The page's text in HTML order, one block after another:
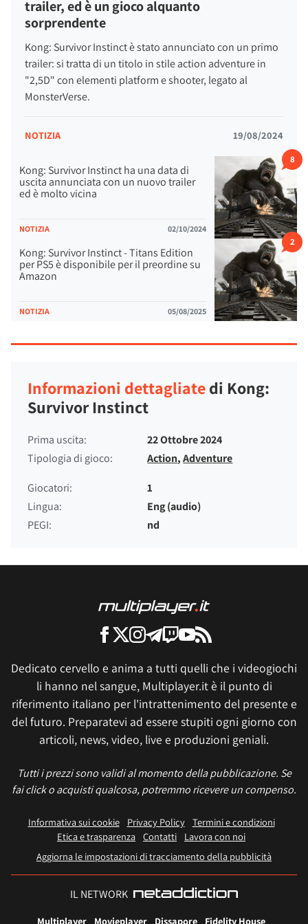
qualche altra creature colossale.
Nella distruzione totale che deriva dall'assalto di mostri
giganti, il nostro eroe è costretto a fuggire e trovare le strade
per raggiungere e salvare la propria figlia, cosa niente affatto
semplice considerando quello che accade intorno e la
progressiva demolizione degli scenari.
trailer, ed è un gioco alquanto
sorprendente
Kong: Survivor Instinct è stato annunciato con un primo
trailer: si tratta di un titolo in stile action adventure in
"2,5D" con elementi platform e shooter, legato al
MonsterVerse.
NOTIZIA 19/08/2024
Kong: Survivor Instinct ha una data di
uscita annunciata con un nuovo trailer
ed è molto vicina
NOTIZIA 02/10/2024
8
Kong: Survivor Instinct - Titans Edition
per PS5 è disponibile per il preordine su
Amazon
NOTIZIA 05/08/2025
2
Informazioni dettagliatedi Kong:
Survivor Instinct
Prima uscita:
22 Ottobre 2024
Tipologia di gioco:
Action,Adventure
Giocatori:
1
Lingua:
Eng (audio)
PEGI:
nd
Dedicato cervello e anima a tutti quelli che i videogiochi
li hanno nel sangue, Multiplayer.it è il punto di
riferimento italiano per l'intrattenimento del presente e
del futuro. Preparatevi ad essere stupiti ogni giorno con
articoli, news, video, live e produzioni geniali.
Tutti i prezzi sono validi al momento della pubblicazione. Se
fai click o acquisti qualcosa, potremmo ricevere un compenso.
Informativa sui cookie Privacy Policy
Termini e condizioni
Etica e trasparenza Contatti
Lavora con noi
Aggiorna le impostazioni di tracciamento della pubblicità
IL NETWORK
Multiplayer Movieplayer Dissapore Fidelity House